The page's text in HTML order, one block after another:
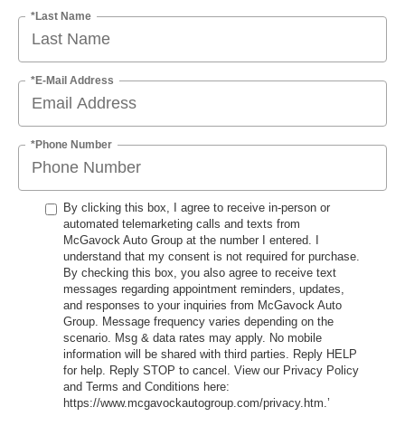
*Last Name
*E-Mail Address
*Phone Number
By clicking this box, I agree to receive in-person or
automated telemarketing calls and texts from
McGavock Auto Group at the number I entered. I
understand that my consent is not required for purchase.
By checking this box, you also agree to receive text
messages regarding appointment reminders, updates,
and responses to your inquiries from McGavock Auto
Group. Message frequency varies depending on the
scenario. Msg & data rates may apply. No mobile
information will be shared with third parties. Reply HELP
for help. Reply STOP to cancel. View our Privacy Policy
and Terms and Conditions here:
https://www.mcgavockautogroup.com/privacy.htm.’